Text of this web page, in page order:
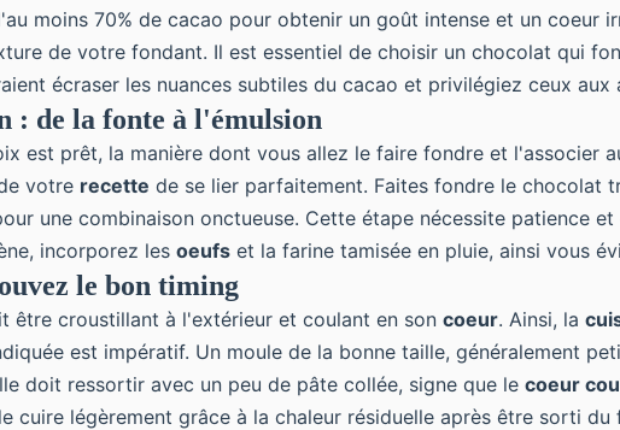
moins 70% de cacao pour obtenir un goût intense et un coeur
de votre fondant. Il est essentiel de choisir un chocolat qui
écraser les nuances subtiles du cacao et privilégiez ceux aux
: de la fonte à l'émulsion
est prêt, la manière dont vous allez le faire fondre et l'associer
votre recette de se lier parfaitement. Faites fondre le chocolat
une combinaison onctueuse. Cette étape nécessite patience
incorporez les oeufs et la farine tamisée en pluie, ainsi vous
le bon timing
être croustillant à l'extérieur et coulant en son coeur. Ainsi, la
est impératif. Un moule de la bonne taille, généralement
doit ressortir avec un peu de pâte collée, signe que le coeur
cuire légèrement grâce à la chaleur résiduelle après être sorti du